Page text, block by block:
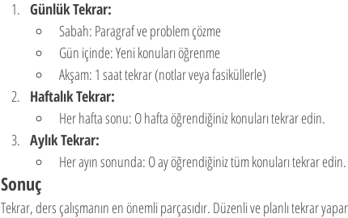
Günlük Tekrar:
Sabah: Paragraf ve problem çözme
Gün içinde: Yeni konuları öğrenme
Akşam: 1 saat tekrar (notlar veya fasiküllerle)
Haftalık Tekrar:
Her hafta sonu: O hafta öğrendiğiniz konuları tekrar edin.
Aylık Tekrar:
Her ayın sonunda: O ay öğrendiğiniz tüm konuları tekrar edin.
Sonuç
Tekrar, ders çalışmanın en önemli parçasıdır. Düzenli ve planlı tekrar